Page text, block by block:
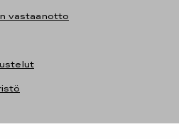
vastaanotto